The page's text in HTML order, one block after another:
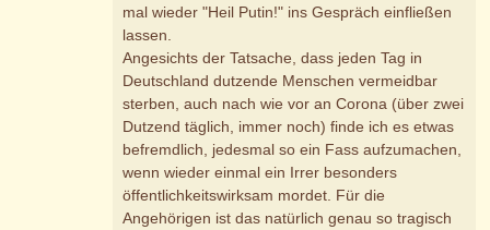
mal wieder "Heil Putin!" ins Gespräch einfließen
lassen.
Angesichts der Tatsache, dass jeden Tag in
Deutschland dutzende Menschen vermeidbar
sterben, auch nach wie vor an Corona (über zwei
Dutzend täglich, immer noch) finde ich es etwas
befremdlich, jedesmal so ein Fass aufzumachen,
wenn wieder einmal ein Irrer besonders
öffentlichkeitswirksam mordet. Für die
Angehörigen ist das natürlich genau so tragisch